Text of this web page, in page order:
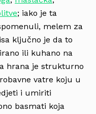
; iako je ta
melem za
ključno je da to
ili kuhano na
hrana je strukturno
vatre koju u
i umiriti
basmati koja